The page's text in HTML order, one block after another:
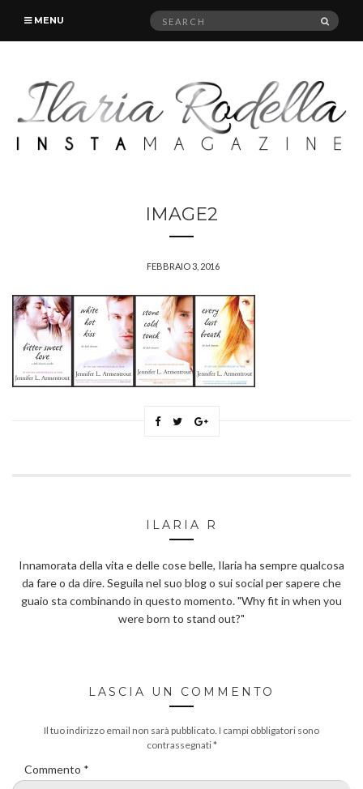
MENU
Search
IMAGE2
FEBBRAIO 3, 2016
ILARIA R
Innamorata della vita e delle cose belle, Ilaria ha sempre qualcosa
da fare o da dire. Seguila nel suo blog o sui social per sapere che
guaio sta combinando in questo momento. "Why fit in when you
were born to stand out?"
LASCIA UN COMMENTO
Il tuo indirizzo email non sarà pubblicato. I campi obbligatori sono
contrassegnati*
Commento *